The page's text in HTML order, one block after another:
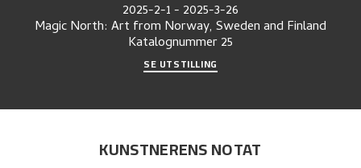
2025-2-1- 2025-3-26
Magic North: Art from Norway, Sweden and Finland
Katalognummer25
SE UTSTILLING
KUNSTNERENS NOTAT